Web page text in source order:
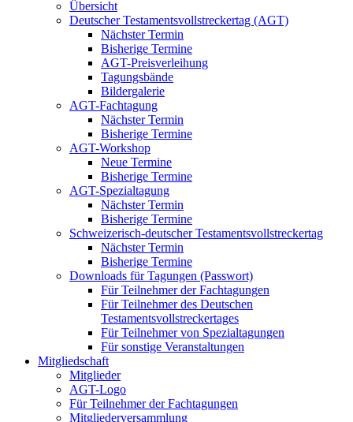
Übersicht
Deutscher Testamentsvollstreckertag (AGT)
Nächster Termin
Bisherige Termine
AGT-Preisverleihung
Tagungsbände
Bildergalerie
AGT-Fachtagung
Nächster Termin
Bisherige Termine
AGT-Workshop
Neue Termine
Bisherige Termine
AGT-Spezialtagung
Nächster Termin
Bisherige Termine
Schweizerisch-deutscher Testamentsvollstreckertag
Nächster Termin
Bisherige Termine
Downloads für Tagungen (Passwort)
Für Teilnehmer der Fachtagungen
Für Teilnehmer des Deutschen
Testamentsvollstreckertages
Für Teilnehmer von Spezialtagungen
Für sonstige Veranstaltungen
Mitgliedschaft
Mitglieder
AGT-Logo
Für Teilnehmer der Fachtagungen
Mitgliederversammlung